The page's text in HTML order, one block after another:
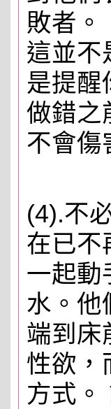
敗者。
這並不
是提醒
做錯之
不會傷
(4).不
在已不
一起動
水。他
端到床
性欲，
方式。